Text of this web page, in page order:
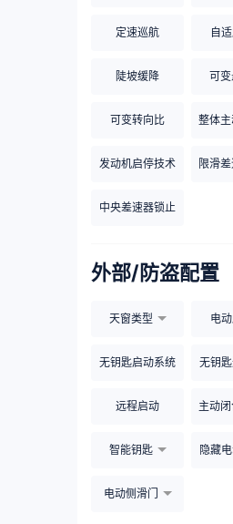
定速巡航 自
陡坡缓降 可
可变转向比 整体
发动机启停技术 限滑
中央差速器锁止
外部/防盗配置
天窗类型 电
无钥匙启动系统 无钥
远程启动 主动
智能钥匙 隐藏
电动侧滑门